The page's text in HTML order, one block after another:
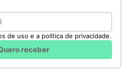
de uso e a política de privacidade.
receber